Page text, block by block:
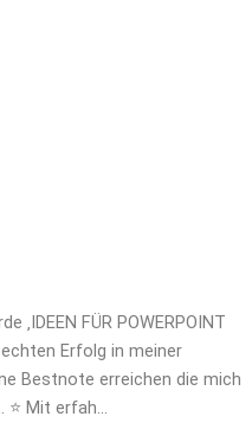
‚IDEEN FÜR POWERPOINT
echten Erfolg in meiner
Bestnote erreichen die mich
Mit erfah…